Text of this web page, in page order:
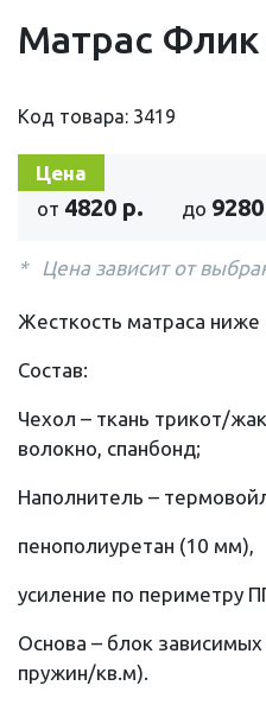
Матрас Флик
Код товара: 3419
Цена
от 4820 р. до
Цена зависит от
Жесткость матраса ниже
Состав:
Чехол – ткань трикот/
волокно, спанбонд;
Наполнитель –
пенополиуретан (10 мм),
усиление по периметру
Основа – блок
пружин/кв.м).